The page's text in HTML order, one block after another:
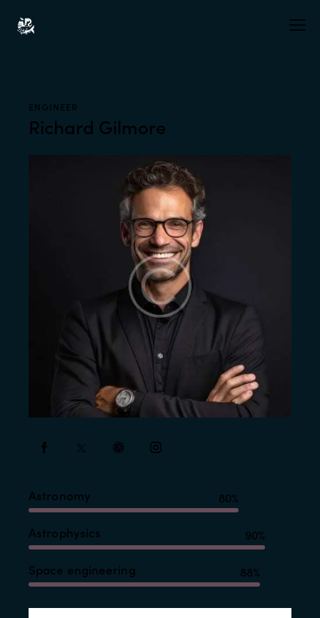
ENGINEER
Richard Gilmore
Astronomy 80%
Astrophysics 90%
Space engineering 88%